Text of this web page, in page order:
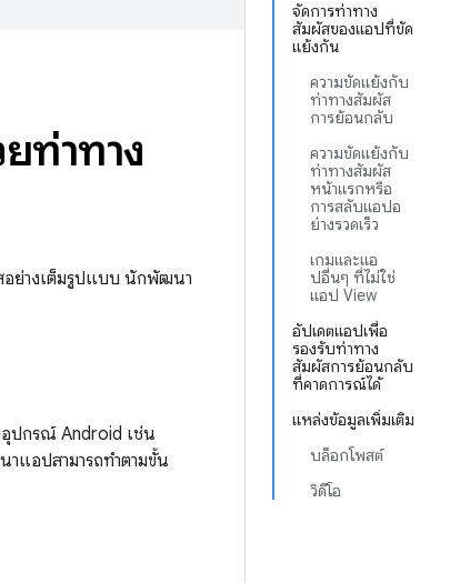
จัดการท่าทาง
สัมผัสของแอปที่ขัด
แย้งกัน
ความขัดแย้งกับ
ท่าทางสัมผัส
การย้อนกลับ
ความขัดแย้งกับ
ท่าทางสัมผัส
หน้าแรกหรือ
การสลับแอปอ
ย่างรวดเร็ว
เกมและแอ
ปอื่นๆ ที่ไม่ใช่
แอป View
อัปเดตแอปเพื่อ
รองรับท่าทาง
สัมผัสการย้อนกลับ
ที่คาดการณ์ได้
แหล่งข้อมูลเพิ่มเติม
บล็อกโพสต์
วิดีโอ
ท่าทาง
อย่างเต็มรูปแบบ นักพัฒนา
ปกรณ์ Android เช่น
แอปสามารถทำตามขั้น